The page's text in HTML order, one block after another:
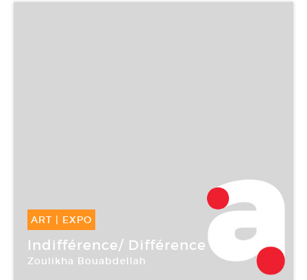
ART | EXPO
05 Juin -06 Juin 2004
Indifférence/ Différence
Zoulikha Bouabdellah